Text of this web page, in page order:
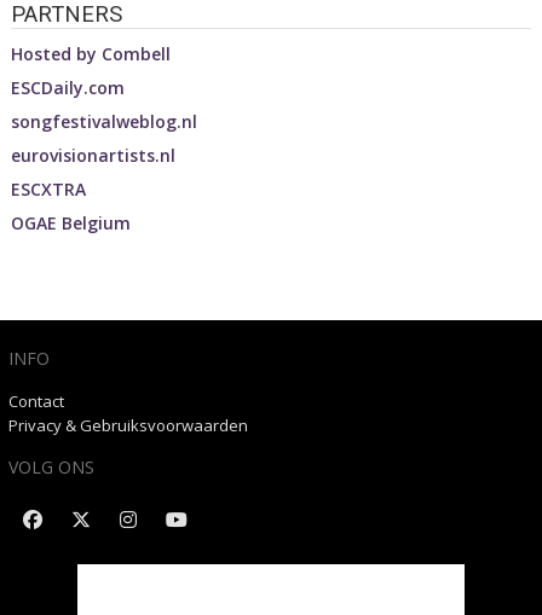
PARTNERS
Hosted by Combell
ESCDaily.com
songfestivalweblog.nl
eurovisionartists.nl
ESCXTRA
OGAE Belgium
INFO
Contact
Privacy & Gebruiksvoorwaarden
VOLG ONS